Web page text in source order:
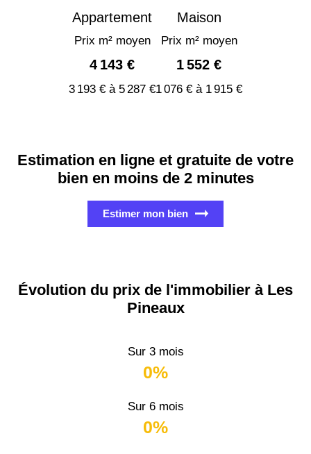
Appartement
Prix m² moyen
4 143 €
3 193 € à 5 287 €
Maison
Prix m² moyen
1 552 €
1 076 € à 1 915 €
Estimation en ligne et gratuite de votre
bien en moins de 2 minutes
Estimer mon bien
Évolution du prix de l'immobilier à Les
Pineaux
Sur 3 mois
0%
Sur 6 mois
0%